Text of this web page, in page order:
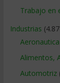
Trabajo en
Industrias
Aeronautica
Alimentos,
Automotriz